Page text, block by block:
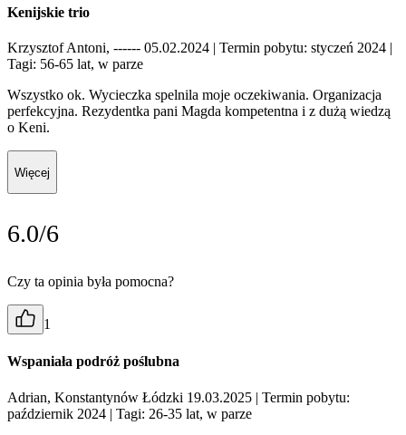
Kenijskie trio
Krzysztof Antoni, ------ 05.02.2024 | Termin pobytu: styczeń 2024 |
Tagi: 56-65 lat, w parze
Wszystko ok. Wycieczka spelnila moje oczekiwania. Organizacja
perfekcyjna. Rezydentka pani Magda kompetentna i z dużą wiedzą
o Keni.
Więcej
6.0/6
Czy ta opinia była pomocna?
1
Wspaniała podróż poślubna
Adrian, Konstantynów Łódzki 19.03.2025 | Termin pobytu:
październik 2024 | Tagi: 26-35 lat, w parze